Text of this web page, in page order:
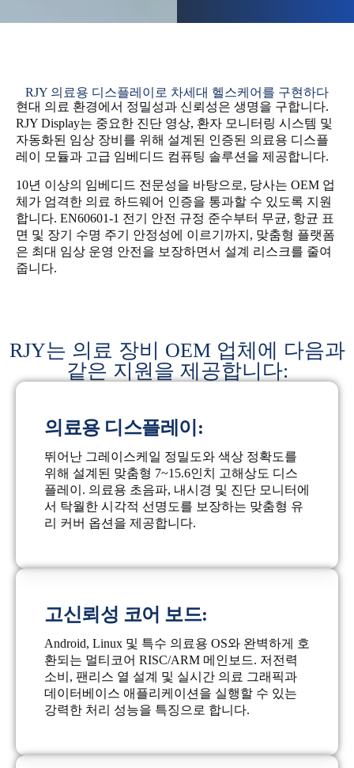
RJY 의료용 디스플레이로 차세대 헬스케어를 구현하다
현대 의료 환경에서 정밀성과 신뢰성은 생명을 구합니다.
RJY Display는 중요한 진단 영상, 환자 모니터링 시스템 및
자동화된 임상 장비를 위해 설계된 인증된 의료용 디스플
레이 모듈과 고급 임베디드 컴퓨팅 솔루션을 제공합니다.
10년 이상의 임베디드 전문성을 바탕으로, 당사는 OEM 업
체가 엄격한 의료 하드웨어 인증을 통과할 수 있도록 지원
합니다. EN60601-1 전기 안전 규정 준수부터 무균, 항균 표
면 및 장기 수명 주기 안정성에 이르기까지, 맞춤형 플랫폼
은 최대 임상 운영 안전을 보장하면서 설계 리스크를 줄여
줍니다.
RJY는 의료 장비 OEM 업체에 다음과
같은 지원을 제공합니다:
의료용 디스플레이:
뛰어난 그레이스케일 정밀도와 색상 정확도를
위해 설계된 맞춤형 7~15.6인치 고해상도 디스
플레이. 의료용 초음파, 내시경 및 진단 모니터에
서 탁월한 시각적 선명도를 보장하는 맞춤형 유
리 커버 옵션을 제공합니다.
고신뢰성 코어 보드:
Android, Linux 및 특수 의료용 OS와 완벽하게 호
환되는 멀티코어 RISC/ARM 메인보드. 저전력
소비, 팬리스 열 설계 및 실시간 의료 그래픽과
데이터베이스 애플리케이션을 실행할 수 있는
강력한 처리 성능을 특징으로 합니다.